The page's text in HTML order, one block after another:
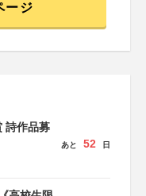
ージ
詩作品募
あと 52 日